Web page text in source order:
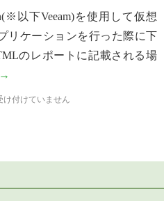
以下Veeam)を使用して仮想
リケーションを行った際に下
のレポートに記載される場
→
け付けていません